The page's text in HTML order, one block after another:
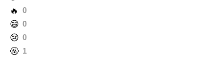
️🔥 0
️😄 0
️😢 0
️🤬 1